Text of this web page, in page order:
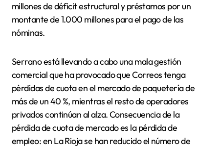
millones de déficit estructural y préstamos por un
montante de 1.000 millones para el pago de las
nóminas.
Serrano está llevando a cabo una mala gestión
comercial que ha provocado que Correos tenga
pérdidas de cuota en el mercado de paquetería de
más de un 40 %, mientras el resto de operadores
privados continúan al alza. Consecuencia de la
pérdida de cuota de mercado es la pérdida de
empleo: en La Rioja se han reducido el número de